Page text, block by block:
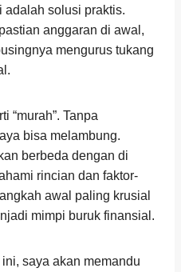
adalah solusi praktis.
anggaran di awal,
mengurus tukang
“murah”. Tanpa
bisa melambung.
berbeda dengan di
rincian dan faktor-
awal paling krusial
mimpi buruk finansial.
saya akan memandu